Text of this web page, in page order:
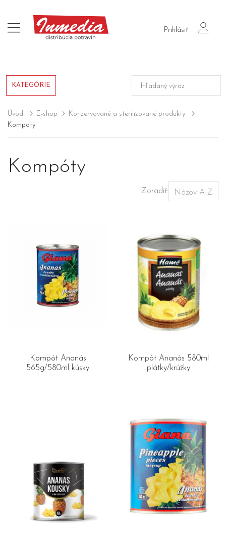
Prihlásiť
login
KATEGÓRIE
Úvod E-shop
Konzervované a sterilizované produkty
Kompóty
Kompóty
Zoradiť:
Kompót Ananás
565g/580ml kúsky
Kompót Ananás 580ml
plátky/krúžky